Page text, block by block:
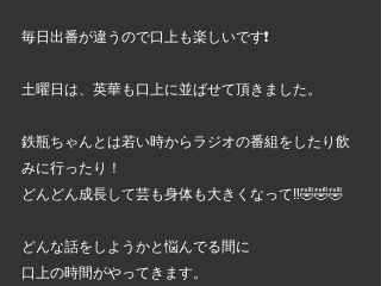
毎日出番が違うので口上も楽しいです❗
土曜日は、英華も口上に並ばせて頂きました。
鉄瓶ちゃんとは若い時からラジオの番組をしたり飲
みに行ったり！
どんどん成長して芸も身体も大きくなって‼️🤣🤣🤣
どんな話をしようかと悩んでる間に
口上の時間がやってきます。